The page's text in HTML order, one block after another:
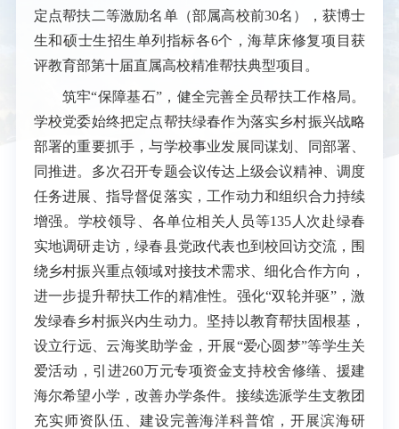
定点帮扶二等激励名单（部属高校前30名），获博士
生和硕士生招生单列指标各6个，海草床修复项目获
评教育部第十届直属高校精准帮扶典型项目。
筑牢“保障基石”，健全完善全员帮扶工作格局。
学校党委始终把定点帮扶绿春作为落实乡村振兴战略
部署的重要抓手，与学校事业发展同谋划、同部署、
同推进。多次召开专题会议传达上级会议精神、调度
任务进展、指导督促落实，工作动力和组织合力持续
增强。学校领导、各单位相关人员等135人次赴绿春
实地调研走访，绿春县党政代表也到校回访交流，围
绕乡村振兴重点领域对接技术需求、细化合作方向，
进一步提升帮扶工作的精准性。强化“双轮并驱”，激
发绿春乡村振兴内生动力。坚持以教育帮扶固根基，
设立行远、云海奖助学金，开展“爱心圆梦”等学生关
爱活动，引进260万元专项资金支持校舍修缮、援建
海尔希望小学，改善办学条件。接续选派学生支教团
充实师资队伍、建设完善海洋科普馆，开展滨海研